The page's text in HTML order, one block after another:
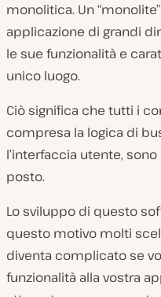
monolitica. Un
applicazione di grandi
le sue funzionalità e
unico luogo.
Ciò significa che tutti i
compresa la logica di
l’interfaccia utente,
posto.
Lo sviluppo di questo
questo motivo molti
diventa complicato se
funzionalità alla vostra